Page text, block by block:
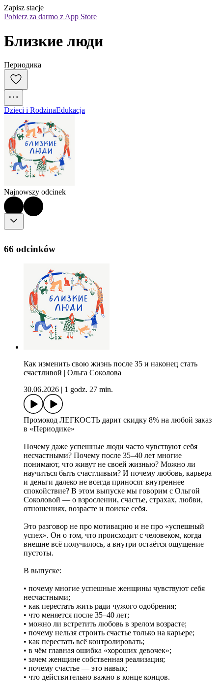
Zapisz stacje
Pobierz za darmo z App Store
Близкие люди
Периодика
Dzieci i RodzinaEdukacja
Najnowszy odcinek
66 odcinków
Как изменить свою жизнь после 35 и наконец стать
счастливой | Ольга Соколова
30.06.2026
1 godz. 27 min.
Промокод ЛЕГКОСТЬ дарит скидку 8% на любой заказ
в «Периодике»
Почему даже успешные люди часто чувствуют себя
несчастными? Почему после 35–40 лет многие
понимают, что живут не своей жизнью? Можно ли
научиться быть счастливым? И почему любовь, карьера
и деньги далеко не всегда приносят внутреннее
спокойствие? В этом выпуске мы говорим с Ольгой
Соколовой — о взрослении, счастье, страхах, любви,
отношениях, возрасте и поиске себя.
Это разговор не про мотивацию и не про «успешный
успех». Он о том, что происходит с человеком, когда
внешне всё получилось, а внутри остаётся ощущение
пустоты.
В выпуске:
• почему многие успешные женщины чувствуют себя
несчастными;
• как перестать жить ради чужого одобрения;
• что меняется после 35–40 лет;
• можно ли встретить любовь в зрелом возрасте;
• почему нельзя строить счастье только на карьере;
• как перестать всё контролировать;
• в чём главная ошибка «хороших девочек»;
• зачем женщине собственная реализация;
• почему счастье — это навык;
• что действительно важно в конце концов.